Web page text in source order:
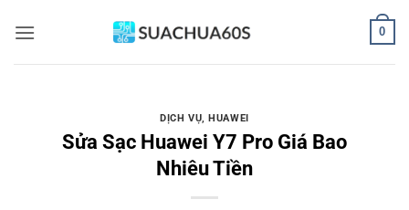
qua
0
DỊCH VỤ,HUAWEI
Sửa Sạc Huawei Y7 Pro Giá Bao
Nhiêu Tiền